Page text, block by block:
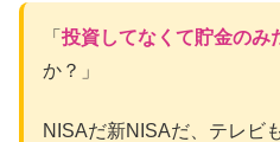
「 投資してなくて貯金のみ
か？」
NISAだ新NISAだ、テレビ